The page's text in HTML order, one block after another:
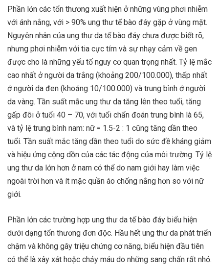
Phần lớn các tổn thương xuất hiện ở những vùng phơi nhiễm
với ánh nắng, với > 90% ung thư tế bào đáy gặp ở vùng mặt.
Nguyên nhân của ung thư da tế bào đáy chưa được biết rõ,
nhưng phơi nhiễm với tia cực tím và sự nhạy cảm về gen
được cho là những yếu tố nguy cơ quan trọng nhất. Tỷ lệ mắc
cao nhất ở người da trắng (khoảng 200/100.000), thấp nhất
ở người da đen (khoảng 10/100.000) và trung bình ở người
da vàng. Tần suất mắc ung thư da tăng lên theo tuổi, tăng
gấp đôi ở tuổi 40 – 70, với tuổi chẩn đoán trung bình là 65,
và tỷ lệ trung bình nam: nữ = 1.5-2 : 1 cũng tăng dần theo
tuổi. Tần suất mắc tăng dần theo tuổi do sức đề kháng giảm
và hiệu ứng cộng dồn của các tác động của môi trường. Tỷ lệ
ung thư da lớn hơn ở nam có thể do nam giới hay làm việc
ngoài trời hơn và ít mặc quần áo chống nắng hơn so với nữ
giới.
Phần lớn các trường hợp ung thư da tế bào đáy biểu hiện
dưới dạng tổn thương đơn độc. Hầu hết ung thư da phát triển
chậm và không gây triệu chứng cơ năng, biểu hiện đầu tiên
có thể là xây xát hoặc chảy máu do những sang chấn rất nhỏ.